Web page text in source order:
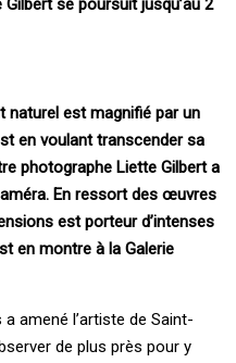
se poursuit jusqu’au 2
naturel est magnifié par un
en voulant transcender sa
photographe Liette Gilbert a
En ressort des œuvres
est porteur d’intenses
en montre à la Galerie
amené l’artiste de Saint-
de plus près pour y